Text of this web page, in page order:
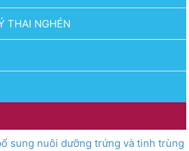
THAI NGHÉN
sung nuôi dưỡng trứng và tinh trùng